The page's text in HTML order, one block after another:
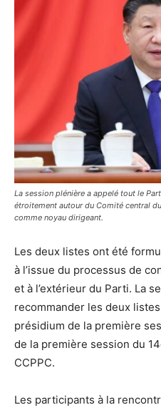
La session plénière a appelé tout le
étroitement autour du Comité central
comme noyau dirigeant.
Les deux listes ont été
à l’issue du processus de
et à l’extérieur du Parti. La
recommander les deux
présidium de la première
de la première session du
CCPPC.
Les participants à la